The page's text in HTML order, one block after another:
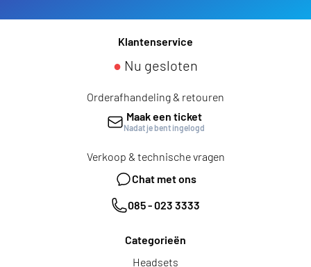
Klantenservice
● Nu gesloten
Orderafhandeling & retouren
Maak een ticket
Nadat je bent ingelogd
Verkoop & technische vragen
Chat met ons
085 - 023 3333
Categorieën
Headsets